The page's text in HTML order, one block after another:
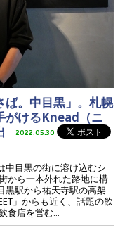
ば。中目黒」。札幌
がけるKnead（ニ
2022.05.30
中目黒の街に溶け込むシ
から一本外れた路地に構
黒駅から祐天寺駅の高架
」からも近く、話題の飲
食店を営む...